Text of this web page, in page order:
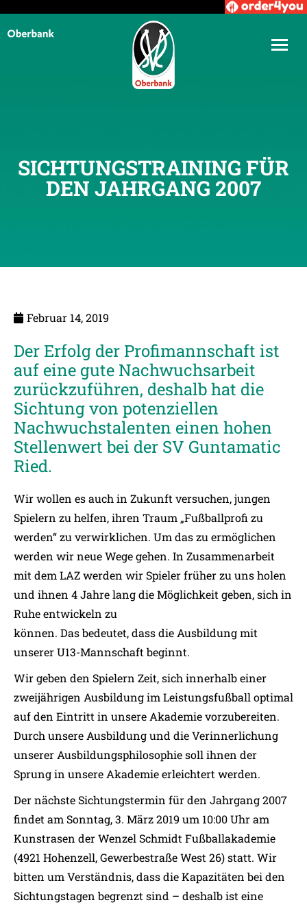
SICHTUNGSTRAINING FÜR
DEN JAHRGANG 2007
Februar 14, 2019
Der Erfolg der Profimannschaft ist
auf eine gute Nachwuchsarbeit
zurückzuführen, deshalb hat die
Sichtung von potenziellen
Nachwuchstalenten einen hohen
Stellenwert bei der SV Guntamatic
Ried.
Wir wollen es auch in Zukunft versuchen, jungen
Spielern zu helfen, ihren Traum „Fußballprofi zu
werden“ zu verwirklichen. Um das zu ermöglichen
werden wir neue Wege gehen. In Zusammenarbeit
mit dem LAZ werden wir Spieler früher zu uns holen
und ihnen 4 Jahre lang die Möglichkeit geben, sich in
Ruhe entwickeln zu
können. Das bedeutet, dass die Ausbildung mit
unserer U13-Mannschaft beginnt.
Wir geben den Spielern Zeit, sich innerhalb einer
zweijährigen Ausbildung im Leistungsfußball optimal
auf den Eintritt in unsere Akademie vorzubereiten.
Durch unsere Ausbildung und die Verinnerlichung
unserer Ausbildungsphilosophie soll ihnen der
Sprung in unsere Akademie erleichtert werden.
Der nächste Sichtungstermin für den Jahrgang 2007
findet am Sonntag, 3. März 2019 um 10:00 Uhr am
Kunstrasen der Wenzel Schmidt Fußballakademie
(4921 Hohenzell, Gewerbestraße West 26) statt. Wir
bitten um Verständnis, dass die Kapazitäten bei den
Sichtungstagen begrenzt sind – deshalb ist eine